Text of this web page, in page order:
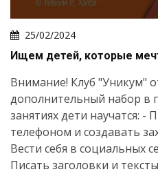
25/02/2024
Ищем детей, которые
Внимание! Клуб "Уникум"
дополнительный набор в
занятиях дети научатся: -
телефоном и создавать
Вести себя в социальных
Писать заголовки и